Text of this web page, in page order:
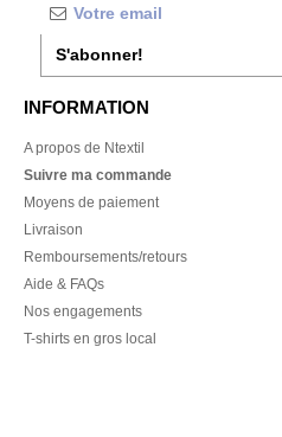
S'abonner!
INFORMATION
A propos de Ntextil
Suivre ma commande
Moyens de paiement
Livraison
Remboursements/retours
Aide & FAQs
Nos engagements
T-shirts en gros local